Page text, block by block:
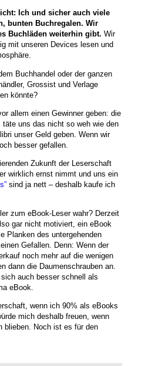
Ich und sicher auch viele
bunten Buchregalen. Wir
Buchläden weiterhin gibt. Wir
mit unseren Devices lesen und
Buchhandel oder der ganzen
Grossist und Verlage
könnte?
allem einen Gewinner geben: die
täte uns das nicht so weh wie den
unser Geld geben. Wenn wir
besser gefallen.
Zukunft der Leserschaft
wirklich ernst nimmt und uns ein
sind ja nett – deshalb kaufe ich
zum eBook-Leser wahr? Derzeit
gar nicht motiviert, ein eBook
Planken des untergehenden
Gefallen. Denn: Wenn der
noch mehr auf die wenigen
dann die Daumenschrauben an.
auch besser schnell als
eBook.
wenn ich 90% als eBooks
mich deshalb freuen, wenn
blieben. Noch ist es für den